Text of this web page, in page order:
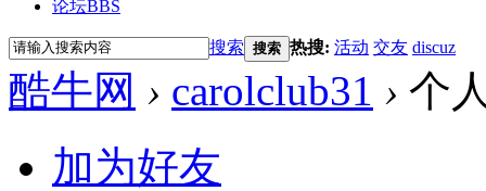
论坛BBS
搜索 搜索 热搜: 活动 交友 discuz
酷牛网 › carolclub31 › 个
加为好友